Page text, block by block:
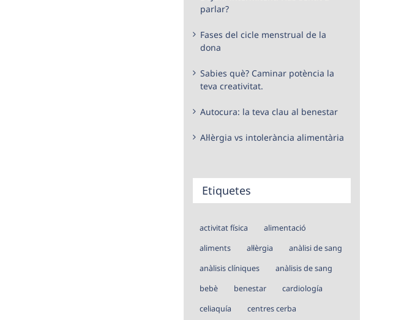
parlar?
Fases del cicle menstrual de la
dona
Sabies què? Caminar potència la
teva creativitat.
Autocura: la teva clau al benestar
Al·lèrgia vs intolerància alimentària
Etiquetes
activitat física
alimentació
aliments
al·lèrgia
anàlisi de sang
anàlisis clíniques
anàlisis de sang
bebè
benestar
cardiología
celiaquía
centres cerba